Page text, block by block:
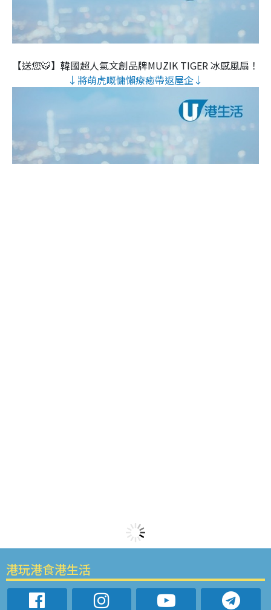
【送您🐯】韓國超人氣文創品牌MUZIK TIGER 冰感風扇！
↓將萌虎嘅慵懶療癒帶返屋企↓
港玩港食港生活